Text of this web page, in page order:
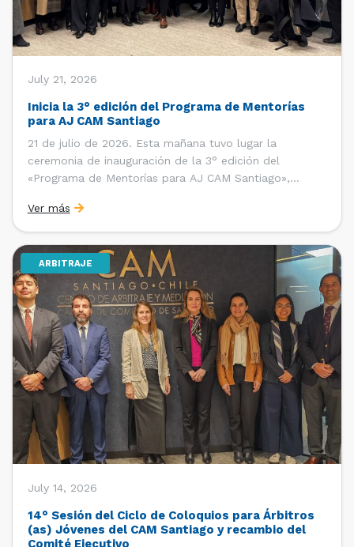
July 21, 2026
Inicia la 3° edición del Programa de Mentorías
para AJ CAM Santiago
21 de julio de 2026. Esta mañana tuvo lugar la
ceremonia de inauguración de la 3° edición del
«Programa de Mentorías para AJ CAM Santiago»,
Internacionales con el apoyo de la Dirección Ejecutiva
y la Subdirección Ejecutiva y de Asuntos
Internacionales, tras […]
Ver más
ARBITRAJE
July 14, 2026
14° Sesión del Ciclo de Coloquios para Árbitros
(as) Jóvenes del CAM Santiago y recambio del
Comité Ejecutivo